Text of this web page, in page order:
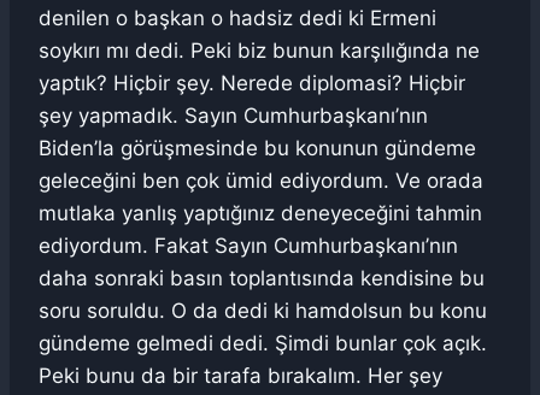
denilen o başkan o hadsiz dedi ki Ermeni
soykırı mı dedi. Peki biz bunun karşılığında ne
yaptık? Hiçbir şey. Nerede diplomasi? Hiçbir
şey yapmadık. Sayın Cumhurbaşkanı’nın
Biden’la görüşmesinde bu konunun gündeme
geleceğini ben çok ümid ediyordum. Ve orada
mutlaka yanlış yaptığınız deneyeceğini tahmin
ediyordum. Fakat Sayın Cumhurbaşkanı’nın
daha sonraki basın toplantısında kendisine bu
soru soruldu. O da dedi ki hamdolsun bu konu
gündeme gelmedi dedi. Şimdi bunlar çok açık.
Peki bunu da bir tarafa bırakalım. Her şey